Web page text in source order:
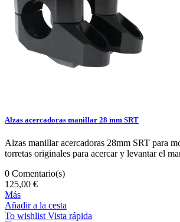
Alzas acercadoras manillar 28 mm SRT
Alzas manillar acercadoras 28mm SRT para
torretas originales para acercar y levantar el
0 Comentario(s)
125,00 €
Más
Añadir a la cesta
To wishlist Vista rápida